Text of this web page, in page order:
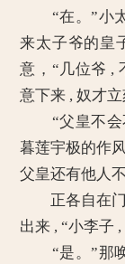
“在。”小太
来太子爷的皇
意，“几位爷 ,
意下来 , 奴才
“父皇不会
暮莲宇极的作
父皇还有他人不
正各自在门
出来 , “小李子
“是。”那唤